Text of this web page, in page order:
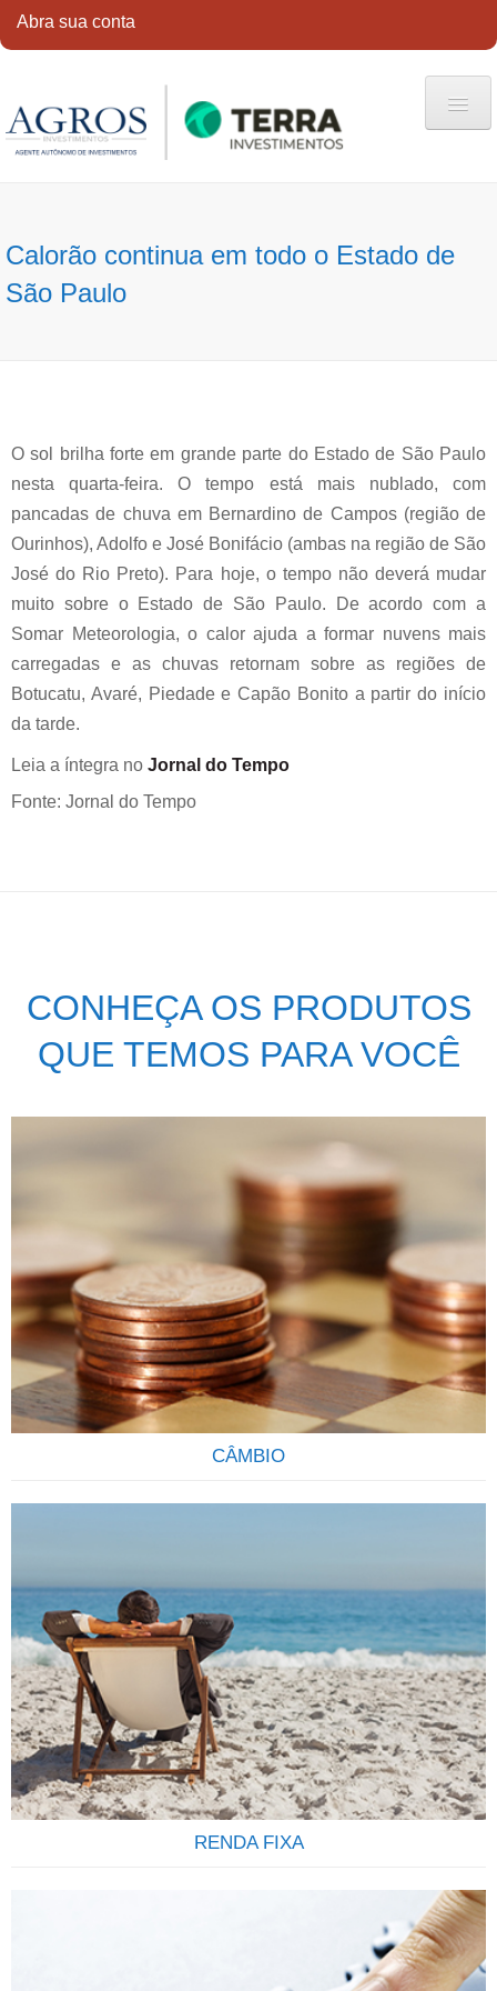
Abra sua conta
Calorão continua em todo o Estado de
São Paulo
O sol brilha forte em grande parte do Estado de São Paulo
nesta quarta-feira. O tempo está mais nublado, com
pancadas de chuva em Bernardino de Campos (região de
Ourinhos), Adolfo e José Bonifácio (ambas na região de São
José do Rio Preto). Para hoje, o tempo não deverá mudar
muito sobre o Estado de São Paulo. De acordo com a
Somar Meteorologia, o calor ajuda a formar nuvens mais
carregadas e as chuvas retornam sobre as regiões de
Botucatu, Avaré, Piedade e Capão Bonito a partir do início
da tarde.
Leia a íntegra no Jornal do Tempo
Fonte: Jornal do Tempo
CONHEÇA OS PRODUTOS
QUE TEMOS PARA VOCÊ
ENVIE E RECEBA ORDENS E PAGAMENTO
INTERNACIONAIS Envio de ordens e recebimentos diversos
do exterior de forma transparente seja por pessoas físicas
ou pessoas jurídicas é um dos serviços que oferecemos a
nossos clientes. Somos uma empresa especializada em
pagamentos internacionais e no recebimento de ordens do
exterior destinadas a correntistas de todos os bancos
Brasileiros….
CÂMBIO
RENDA FIXA